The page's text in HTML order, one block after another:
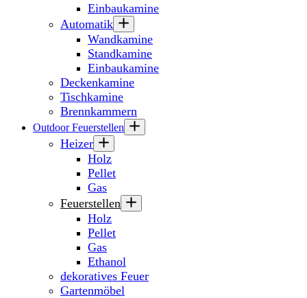
Einbaukamine
Automatik
Wandkamine
Standkamine
Einbaukamine
Deckenkamine
Tischkamine
Brennkammern
Outdoor Feuerstellen
Heizer
Holz
Pellet
Gas
Feuerstellen
Holz
Pellet
Gas
Ethanol
dekoratives Feuer
Gartenmöbel